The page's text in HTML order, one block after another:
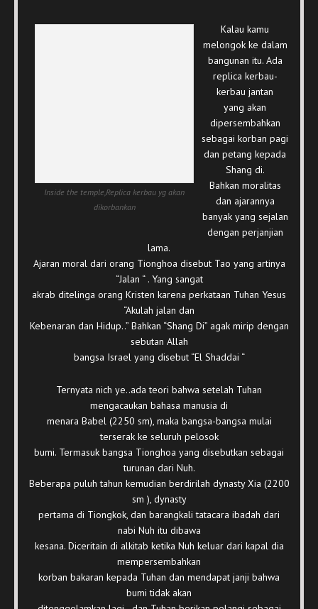
Inside the temple,Replica kerbau yg akan
dikorbankan
Kalau kamu
melongok ke dalam
bangunan itu. Ada
replica kerbau-
kerbau jantan
yang akan
dipersembahkan
sebagai korban pagi
dan petang kepada
Shang di.
Bahkan moralitas
dan ajarannya
banyak yang sejalan
dengan perjanjian
lama.
Ajaran moral dari orang Tionghoa disebut Tao yang artinya
“Jalan “ . Yang sangat
akrab ditelinga orang Kristen karena perkataan Tuhan Yesus
“Akulah jalan dan
Kebenaran dan Hidup..” Bahkan “Shang Di” agak mirip dengan
sebutan Allah
bangsa Israel yang disebut “El Shaddai “
Ternyata nich ye..ada teori bahwa setelah Tuhan
mengacaukan bahasa manusia di
menara Babel (2250 sm), maka bangsa-bangsa mulai
terserak ke seluruh pelosok
bumi. Termasuk bangsa Tionghoa yang disebutkan sebagai
turunan dari Nuh.
Beberapa puluh tahun kemudian berdirilah dynasty Xia (2200
sm ), dynasty
pertama di Tiongkok, dan barangkali tatacara ibadah dari
nabi Nuh itu dibawa
kesana. Diceritain di alkitab ketika Nuh keluar dari kapal dia
mempersembahkan
korban bakaran kepada Tuhan dan mendapat janji bahwa
bumi tidak akan